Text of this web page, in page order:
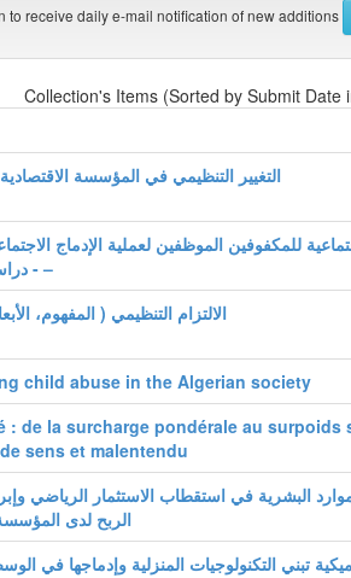
to receive daily e-mail notification of new additions
Collection's Items (Sorted by Submit
التغيير التنظيمي في المؤسسة
للمكفوفين الموظفين لعملية الإدماج
- دراسة ميدانية –
الالتزام التنظيمي ( المفهوم،
child abuse in the Algerian society
: de la surcharge pondérale au surpoids
sens et malentendu
البشرية في استقطاب الاستثمار الرياضي
الربح لدى
تبني التكنولوجيات المنزلية وإدماجها في